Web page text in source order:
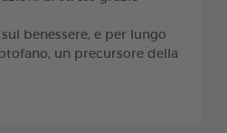
benessere, e per lungo
un precursore della